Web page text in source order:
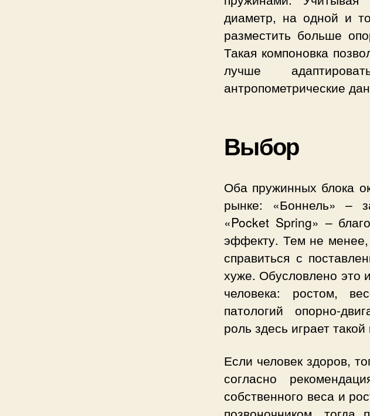
диаметр, на одной и
разместить больше
Такая компоновка
лучше
антропометрические
Выбор
Оба пружинных блока
рынке: «Боннель» –
«Pocket Spring» –
эффекту. Тем не менее,
справиться с
хуже. Обусловлено это
человека: ростом,
патологий опорно-
роль здесь играет
Если человек здоров,
согласно
собственного веса и